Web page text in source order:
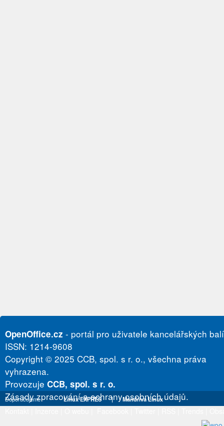
OpenOffice.cz - portál pro uživatele kancelářských
ISSN: 1214-9608
Copyright © 2025 CCB, spol. s r. o., všechna práva
vyhrazena.
Provozuje CCB, spol. s r. o.
Zásady zpracování a ochrany osobních údajů.
Doporučujeme Linux EXPRES | Mandriva Linux